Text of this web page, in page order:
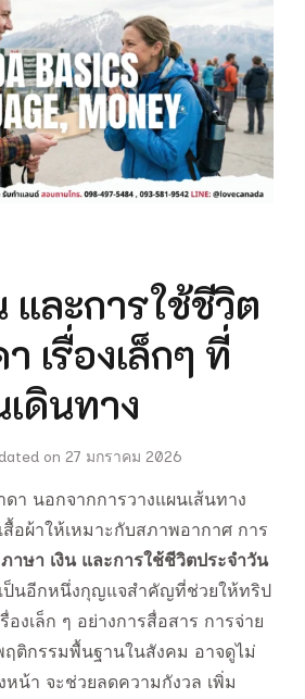
และการใช้ชีวิต
เรื่องเล็กๆ ที่
ดินทาง
on 27 มกราคม 2026
า นอกจากการวางแผนเส้นทาง
สื้อผ้าให้เหมาะกับสภาพอากาศ การ
ภาษา เงิน และการใช้ชีวิตประจำวัน
ป็นอีกหนึ่งกุญแจสำคัญที่ช่วยให้ทริป
องเล็ก ๆ อย่างการสื่อสาร การจ่าย
ฤติกรรมพื้นฐานในสังคม อาจดูไม่
น้า จะช่วยลดความกังวล เพิ่ม